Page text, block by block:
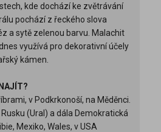
kde dochází ke zvětrávání
pochází z řeckého slova
a sytě zelenou barvu. Malachit
využívá pro dekorativní účely
kámen.
v Podkrkonoší, na Měděnci.
(Ural) a dála Demokratická
Mexiko, Wales, v USA